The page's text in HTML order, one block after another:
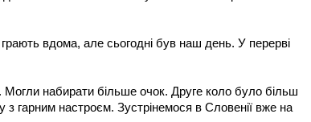
вдома, але сьогодні був наш день. У перерві
набирати більше очок. Друге коло було більш
гарним настроєм. Зустрінемося в Словенії вже на